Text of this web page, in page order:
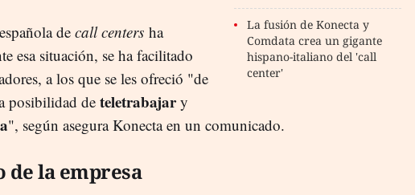
La fusión de Konecta y
Comdata crea un gigante
hispano-italiano del 'call
center'
de call centers ha
esa situación, se ha facilitado
a los que se les ofreció "de
posibilidad deteletrabajary
", según asegura Konecta en un comunicado.
de la empresa